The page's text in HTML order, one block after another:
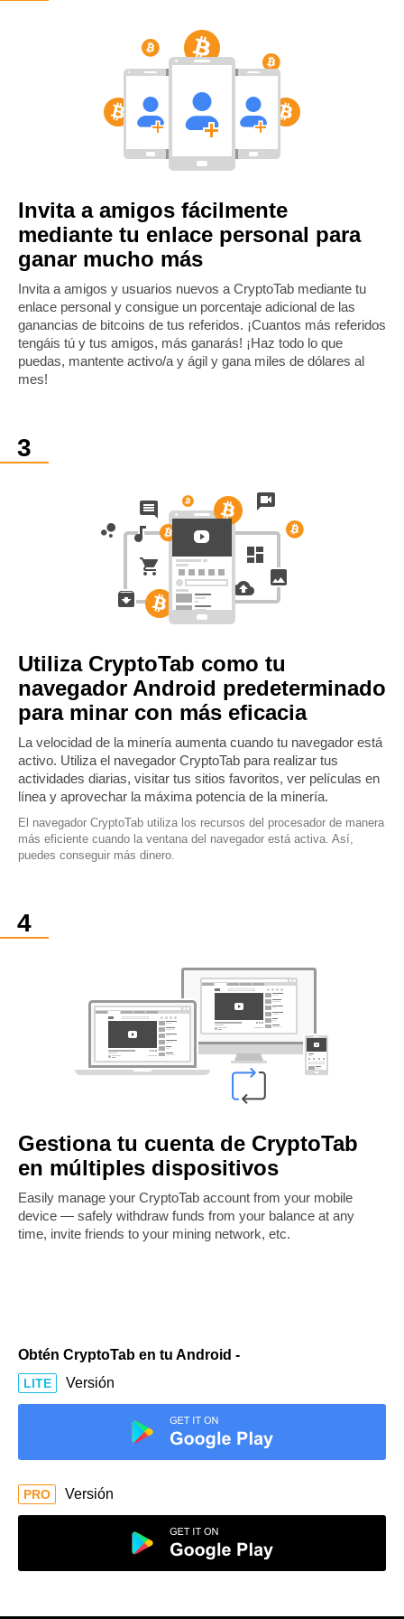
Invita a amigos fácilmente
mediante tu enlace personal para
ganar mucho más
Invita a amigos y usuarios nuevos a CryptoTab mediante tu
enlace personal y consigue un porcentaje adicional de las
ganancias de bitcoins de tus referidos. ¡Cuantos más referidos
tengáis tú y tus amigos, más ganarás! ¡Haz todo lo que
puedas, mantente activo/a y ágil y gana miles de dólares al
mes!
Utiliza CryptoTab como tu
navegador Android predeterminado
para minar con más eficacia
La velocidad de la minería aumenta cuando tu navegador está
activo. Utiliza el navegador CryptoTab para realizar tus
actividades diarias, visitar tus sitios favoritos, ver películas en
línea y aprovechar la máxima potencia de la minería.
El navegador CryptoTab utiliza los recursos del procesador de manera
más eficiente cuando la ventana del navegador está activa. Así,
puedes conseguir más dinero.
Gestiona tu cuenta de CryptoTab
en múltiples dispositivos
Easily manage your CryptoTab account from your mobile
device — safely withdraw funds from your balance at any
time, invite friends to your mining network, etc.
Obtén CryptoTab en tu Android -
LITE Versión
PRO Versión